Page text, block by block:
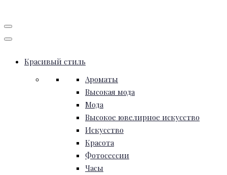
Красивый стиль
Ароматы
Высокая мода
Мода
Высокое ювелирное искусство
Искусство
Красота
Фотосессии
Часы